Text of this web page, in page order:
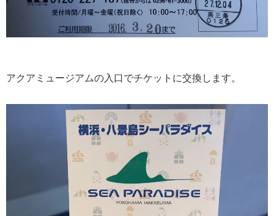
アクアミュージアムの入口でチケットに交換します。